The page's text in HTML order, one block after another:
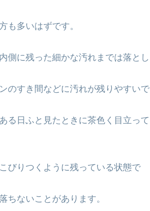
も多いはずです。
側に残った細かな汚れまでは落とし
のすき間などに汚れが残りやすいで
る日ふと見たときに茶色く目立って
びりつくように残っている状態で
ちないことがあります。